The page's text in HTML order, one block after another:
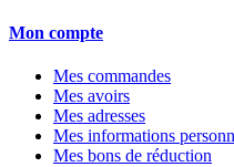
Mon compte
Mes commandes
Mes avoirs
Mes adresses
Mes informations
Mes bons de réduction